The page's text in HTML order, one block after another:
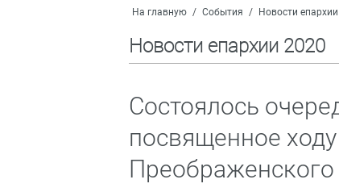
На главную / События / Новости епархии
Новости епархии 2020
Состоялось
посвященное
Преображенского